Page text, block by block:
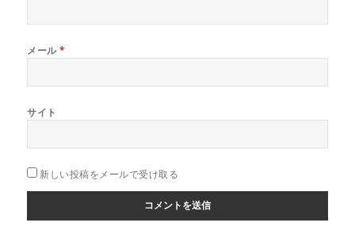
メール*
サイト
新しい投稿をメールで受け取る